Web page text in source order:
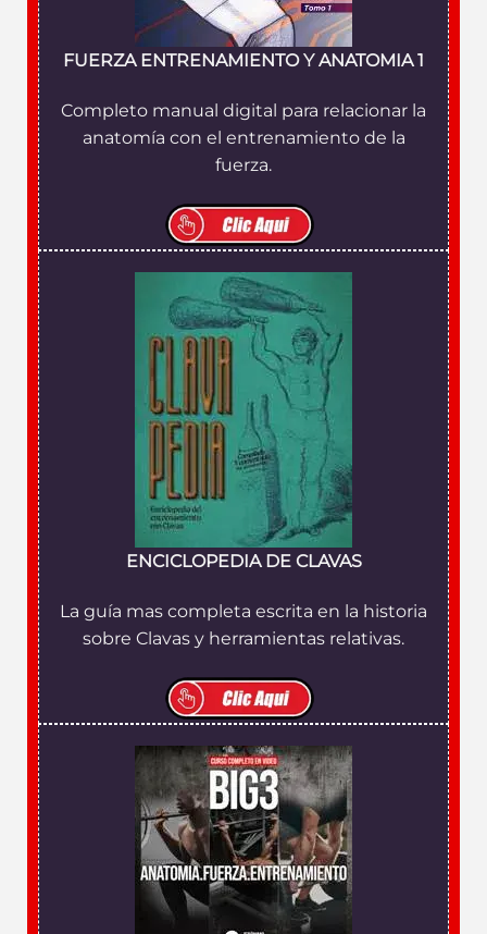
FUERZA ENTRENAMIENTO Y ANATOMIA 1
Completo manual digital para relacionar la
anatomía con el entrenamiento de la
fuerza.
ENCICLOPEDIA DE CLAVAS
La guía mas completa escrita en la historia
sobre Clavas y herramientas relativas.